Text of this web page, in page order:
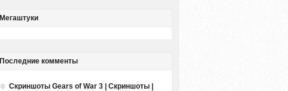
Мегаштуки
Последние комменты
Скриншоты Gears of War 3 | Скриншоты |